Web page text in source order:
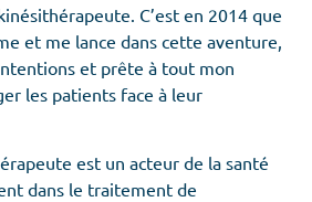
C’est en 2014 que
et me lance dans cette aventure,
et prête à tout mon
les patients face à leur
est un acteur de la santé
dans le traitement de